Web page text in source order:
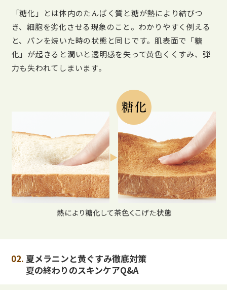
「糖化」とは体内のたんぱく質と糖が熱により結びつ
き、細胞を劣化させる現象のこと。わかりやすく例える
と、パンを焼いた時の状態と同じです。肌表面で「糖
化」が起きると潤いと透明感を失って黄色くくすみ、弾
力も失われてしまいます。
02. 夏メラニンと黄ぐすみ徹底対策
夏の終わりのスキンケアQ&A